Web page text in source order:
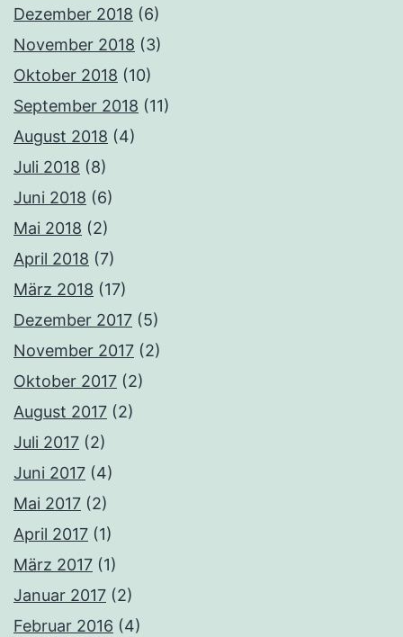
Dezember 2018 (6)
November 2018 (3)
Oktober 2018 (10)
September 2018 (11)
August 2018 (4)
Juli 2018 (8)
Juni 2018 (6)
Mai 2018 (2)
April 2018 (7)
März 2018 (17)
Dezember 2017 (5)
November 2017 (2)
Oktober 2017 (2)
August 2017 (2)
Juli 2017 (2)
Juni 2017 (4)
Mai 2017 (2)
April 2017 (1)
März 2017 (1)
Januar 2017 (2)
Februar 2016 (4)